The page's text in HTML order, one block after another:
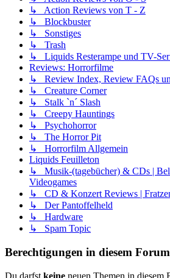
↳ Action Reviews von T - Z
↳ Blockbuster
↳ Sonstiges
↳ Trash
↳ Liquids Resterampe und TV-
Reviews: Horrorfilme
↳ Review Index, Review FAQs
↳ Creature Corner
↳ Stalk `n´ Slash
↳ Creepy Hauntings
↳ Psychohorror
↳ The Horror Pit
↳ Horrorfilm Allgemein
Liquids Feuilleton
↳ Musik-(tagebücher) & CDs |
Videogames
↳ CD & Konzert Reviews |
↳ Der Pantoffelheld
↳ Hardware
↳ Spam Topic
Berechtigungen in diesem Forum
Du darfst keine neuen Themen in diesem